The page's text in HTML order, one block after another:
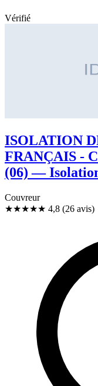
Vérifié
ISOLATION
FRANÇAIS -
(06) —
Couvreur
★★★★★ 4,8 (26 avis)